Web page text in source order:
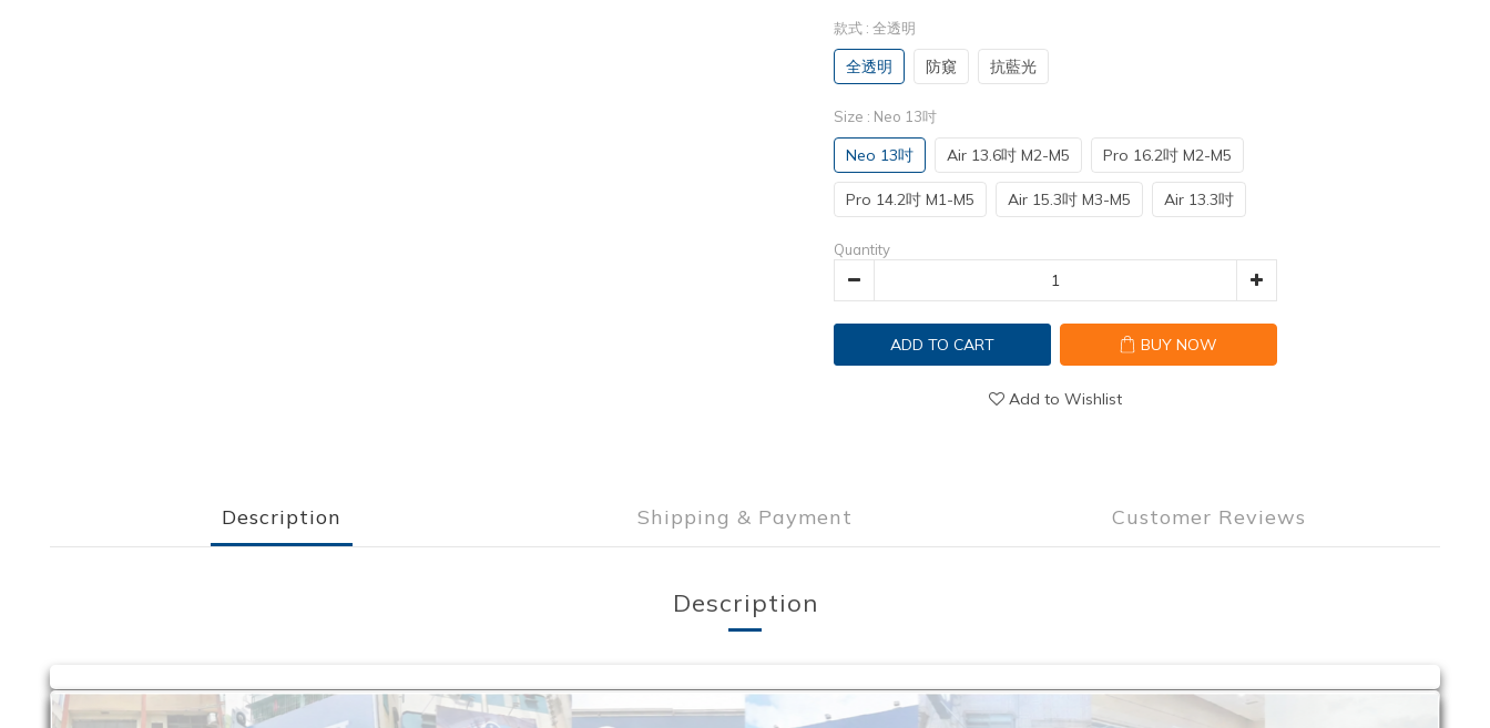
款式 : 全透明
全透明 防窺 抗藍光
Size : Neo 13吋
Neo 13吋 Air 13.6吋 M2-M5 Pro 16.2吋 M2-M5
Pro 14.2吋 M1-M5 Air 15.3吋 M3-M5 Air 13.3吋
Quantity
ADD TO CART BUY NOW
Add to Wishlist
Description Shipping & Payment Customer Reviews
Description